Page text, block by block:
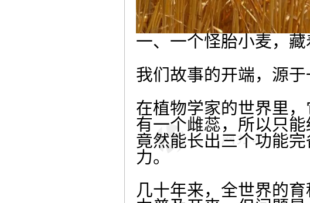
一、一个怪胎小麦，
我们故事的开端，源于
在植物学家的世界里
有一个雌蕊，所以只
竟然能长出三个功能
力。
几十年来，全世界的